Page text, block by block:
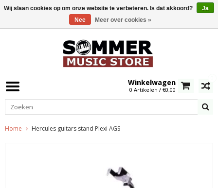
Winkelwagen
0 Artikelen / €0,00
Home Hercules guitars stand Plexi AGS
Wij slaan cookies op om onze website te verbeteren. Is dat akkoord?
Ja
Nee
Meer over cookies »